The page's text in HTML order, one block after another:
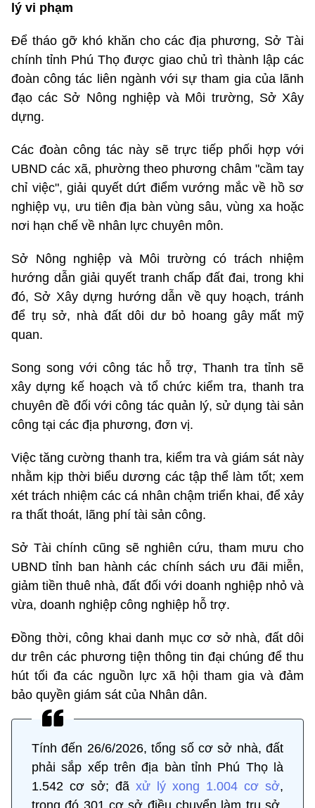
lý vi phạm
Để tháo gỡ khó khăn cho các địa phương, Sở Tài
chính tỉnh Phú Thọ được giao chủ trì thành lập các
đoàn công tác liên ngành với sự tham gia của lãnh
đạo các Sở Nông nghiệp và Môi trường, Sở Xây
dựng.
Các đoàn công tác này sẽ trực tiếp phối hợp với
UBND các xã, phường theo phương châm "cầm tay
chỉ việc", giải quyết dứt điểm vướng mắc về hồ sơ
nghiệp vụ, ưu tiên địa bàn vùng sâu, vùng xa hoặc
nơi hạn chế về nhân lực chuyên môn.
Sở Nông nghiệp và Môi trường có trách nhiệm
hướng dẫn giải quyết tranh chấp đất đai, trong khi
đó, Sở Xây dựng hướng dẫn về quy hoạch, tránh
để trụ sở, nhà đất dôi dư bỏ hoang gây mất mỹ
quan.
Song song với công tác hỗ trợ, Thanh tra tỉnh sẽ
xây dựng kế hoạch và tổ chức kiểm tra, thanh tra
chuyên đề đối với công tác quản lý, sử dụng tài sản
công tại các địa phương, đơn vị.
Việc tăng cường thanh tra, kiểm tra và giám sát này
nhằm kịp thời biểu dương các tập thể làm tốt; xem
xét trách nhiệm các cá nhân chậm triển khai, để xảy
ra thất thoát, lãng phí tài sản công.
Sở Tài chính cũng sẽ nghiên cứu, tham mưu cho
UBND tỉnh ban hành các chính sách ưu đãi miễn,
giảm tiền thuê nhà, đất đối với doanh nghiệp nhỏ và
vừa, doanh nghiệp công nghiệp hỗ trợ.
Đồng thời, công khai danh mục cơ sở nhà, đất dôi
dư trên các phương tiện thông tin đại chúng để thu
hút tối đa các nguồn lực xã hội tham gia và đảm
bảo quyền giám sát của Nhân dân.
Tính đến 26/6/2026, tổng số cơ sở nhà, đất
phải sắp xếp trên địa bàn tỉnh Phú Thọ là
1.542 cơ sở; đã xử lý xong 1.004 cơ sở,